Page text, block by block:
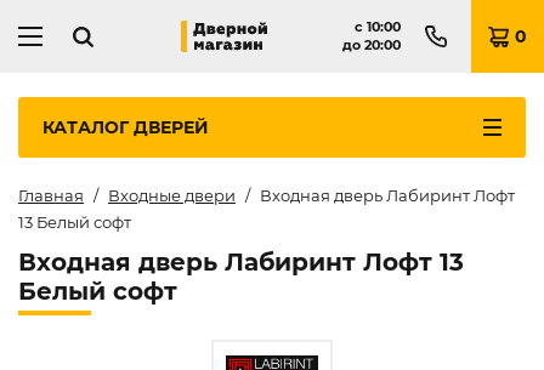
с 10:00
до 20:00 0
КАТАЛОГДВЕРЕЙ
Главная Входные двери
Входная дверь Лабиринт Лофт
13 Белый софт
Входная дверь Лабиринт Лофт 13
Белый софт